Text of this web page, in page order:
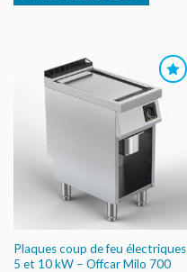
AJOUTER
AU DEVIS
Plaques coup de feu électriques
5 et 10 kW – Offcar Milo 700